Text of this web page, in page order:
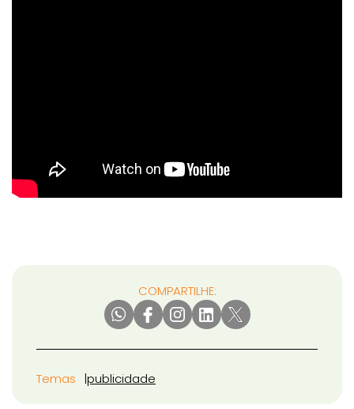
COMPARTILHE:
Temas publicidade